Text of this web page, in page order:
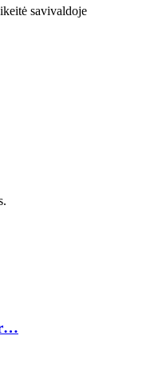
savivaldoje